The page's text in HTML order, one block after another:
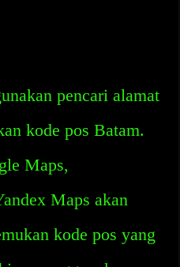
pencari alamat
kode pos Batam.
Maps,
Maps akan
kode pos yang